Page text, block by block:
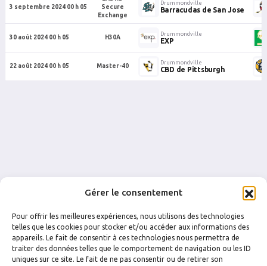
Gérer le consentement
Pour offrir les meilleures expériences, nous utilisons des technologies
telles que les cookies pour stocker et/ou accéder aux informations des
appareils. Le fait de consentir à ces technologies nous permettra de
traiter des données telles que le comportement de navigation ou les ID
uniques sur ce site. Le fait de ne pas consentir ou de retirer son
3 septembre 2024 00 h 05
Secure
Exchange
Drummondville
Barracudas de San Jose
30 août 2024 00 h 05 H30A
Drummondville
EXP
22 août 2024 00 h 05 Master-40
Drummondville
CBD de Pittsburgh
FACEBOOK INSTAGRAM